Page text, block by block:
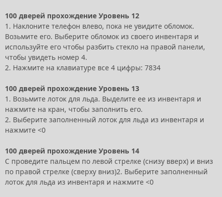
100 дверей прохождение Уровень 12
1. Наклоните телефон влево, пока не увидите обломок.
Возьмите его. Выберите обломок из своего инвентаря и
используйте его чтобы разбить стекло на правой панели,
чтобы увидеть номер 4.
2. Нажмите на клавиатуре все 4 цифры: 7834
100 дверей прохождение Уровень 13
1. Возьмите лоток для льда. Выделите ее из инвентаря и
нажмите на кран, чтобы заполнить его.
2. Выберите заполненный лоток для льда из инвентаря и
нажмите <0
100 дверей прохождение Уровень 14
С проведите пальцем по левой стрелке (снизу вверх) и вниз
по правой стрелке (сверху вниз)2. Выберите заполненный
лоток для льда из инвентаря и нажмите <0